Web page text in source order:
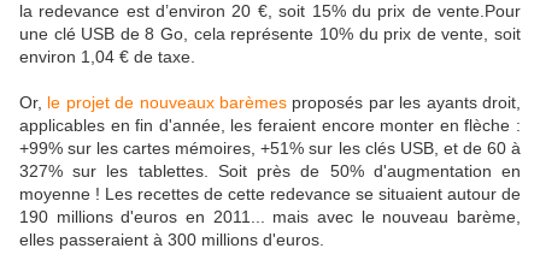
la redevance est d’environ 20 €, soit 15% du prix de vente.Pour
une clé USB de 8 Go, cela représente 10% du prix de vente, soit
environ 1,04 € de taxe.
Or, le projet de nouveaux barèmes proposés par les ayants droit,
applicables en fin d'année, les feraient encore monter en flèche :
+99% sur les cartes mémoires, +51% sur les clés USB, et de 60 à
327% sur les tablettes. Soit près de 50% d'augmentation en
moyenne ! Les recettes de cette redevance se situaient autour de
190 millions d'euros en 2011... mais avec le nouveau barème,
elles passeraient à 300 millions d'euros.